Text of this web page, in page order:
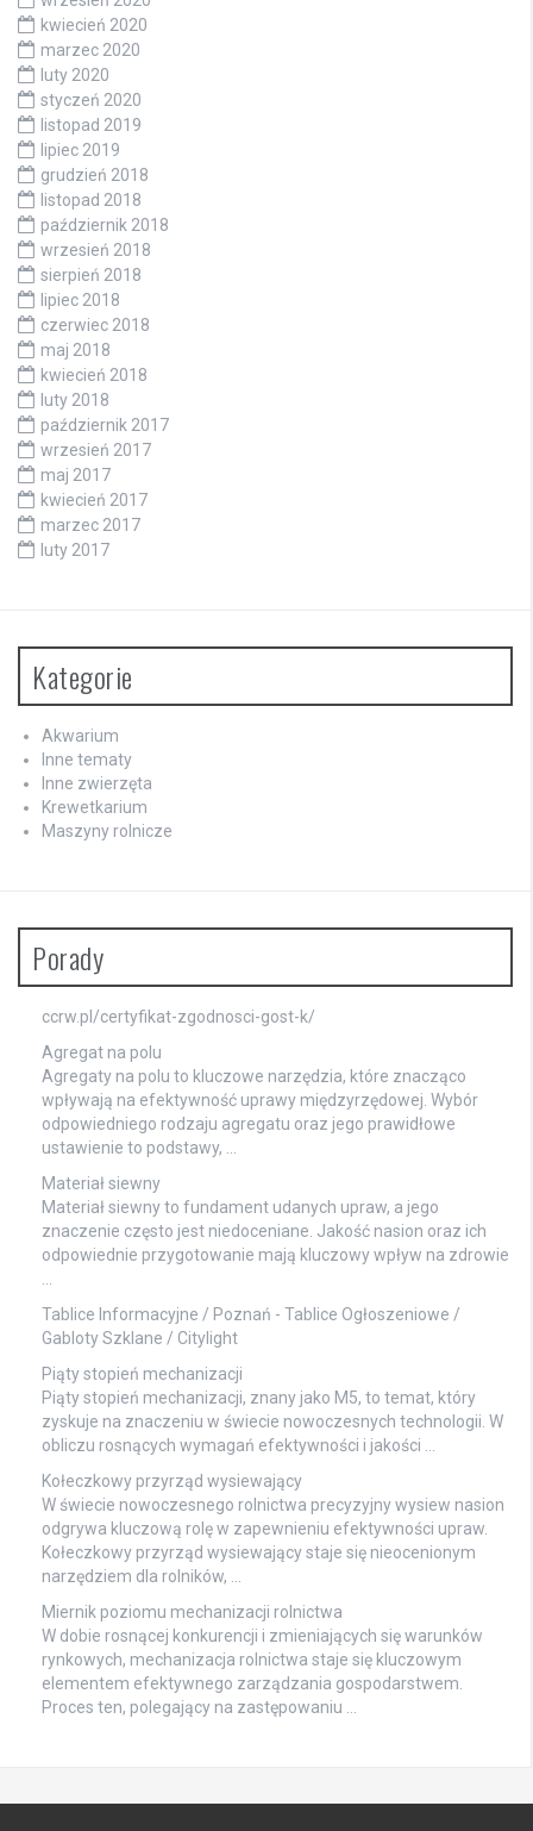
kwiecień 2020
marzec 2020
luty 2020
styczeń 2020
listopad 2019
lipiec 2019
grudzień 2018
listopad 2018
październik 2018
wrzesień 2018
sierpień 2018
lipiec 2018
czerwiec 2018
maj 2018
kwiecień 2018
luty 2018
październik 2017
wrzesień 2017
maj 2017
kwiecień 2017
marzec 2017
luty 2017
Kategorie
Akwarium
Inne tematy
Inne zwierzęta
Krewetkarium
Maszyny rolnicze
Porady
ccrw.pl/certyfikat-zgodnosci-gost-k/
Agregat na polu
Agregaty na polu to kluczowe narzędzia, które znacząco
wpływają na efektywność uprawy międzyrzędowej. Wybór
odpowiedniego rodzaju agregatu oraz jego prawidłowe
ustawienie to podstawy, …
Materiał siewny
Materiał siewny to fundament udanych upraw, a jego
znaczenie często jest niedoceniane. Jakość nasion oraz ich
odpowiednie przygotowanie mają kluczowy wpływ na zdrowie
…
Tablice Informacyjne / Poznań - Tablice Ogłoszeniowe /
Gabloty Szklane / Citylight
Piąty stopień mechanizacji
Piąty stopień mechanizacji, znany jako M5, to temat, który
zyskuje na znaczeniu w świecie nowoczesnych technologii. W
obliczu rosnących wymagań efektywności i jakości …
Kołeczkowy przyrząd wysiewający
W świecie nowoczesnego rolnictwa precyzyjny wysiew nasion
odgrywa kluczową rolę w zapewnieniu efektywności upraw.
Kołeczkowy przyrząd wysiewający staje się nieocenionym
narzędziem dla rolników, …
Miernik poziomu mechanizacji rolnictwa
W dobie rosnącej konkurencji i zmieniających się warunków
rynkowych, mechanizacja rolnictwa staje się kluczowym
elementem efektywnego zarządzania gospodarstwem.
Proces ten, polegający na zastępowaniu …